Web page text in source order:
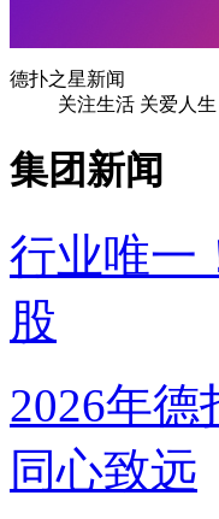
德扑之星新闻
关注生活 关爱人生
集团新闻
行业唯一
股
2026年德
同心致远